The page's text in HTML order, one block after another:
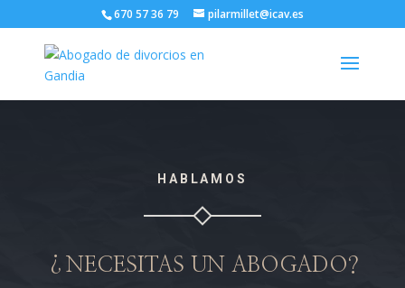
670 57 36 79 pilarmillet@icav.es
HABLAMOS
¿NECESITAS UN ABOGADO?